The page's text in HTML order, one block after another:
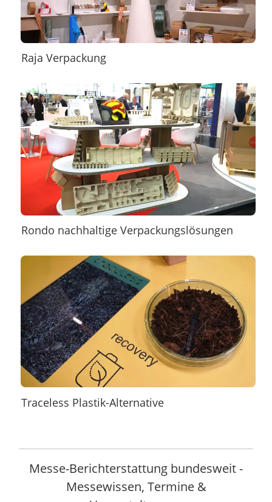
Raja Verpackung
Rondo nachhaltige Verpackungslösungen
Traceless Plastik-Alternative
Messe-Berichterstattung bundesweit -
Messewissen, Termine &